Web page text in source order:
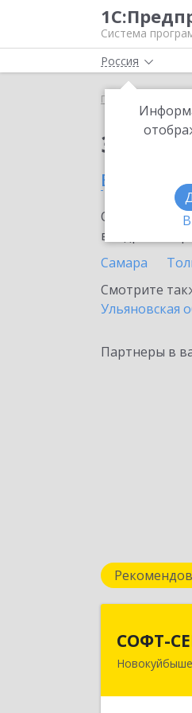
Система
Россия
Главная
в
внедрение
Самара
Смотрите
Ульяновская
Партнеры в
СОФТ-